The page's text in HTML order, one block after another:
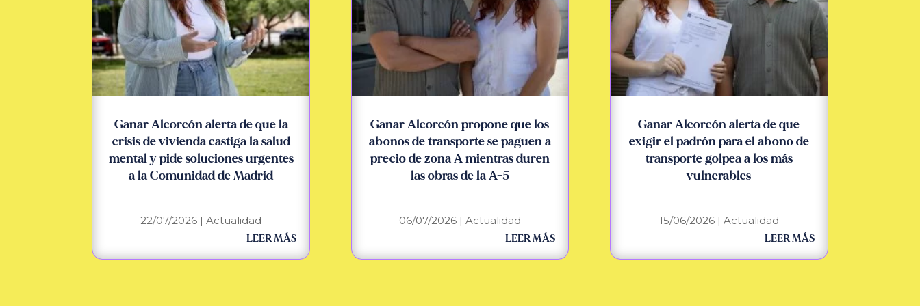
Ganar Alcorcón alerta de que la
crisis de vivienda castiga la salud
mental y pide soluciones urgentes
a la Comunidad de Madrid
22/07/2026 |Actualidad
LEER MÁS
Ganar Alcorcón propone que los
abonos de transporte se paguen a
precio de zona A mientras duren
las obras de la A-5
06/07/2026| Actualidad
LEER MÁS
Ganar Alcorcón alerta de que
exigir el padrón para el abono de
transporte golpea a los más
vulnerables
15/06/2026| Actualidad
LEER MÁS